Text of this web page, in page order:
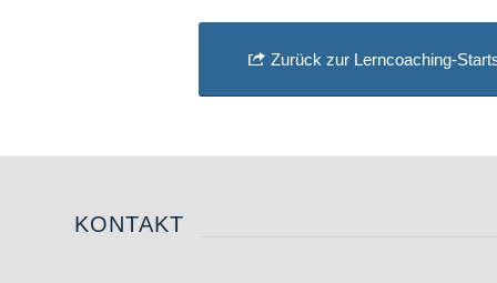
Zurück zur Lerncoaching-
KONTAKT